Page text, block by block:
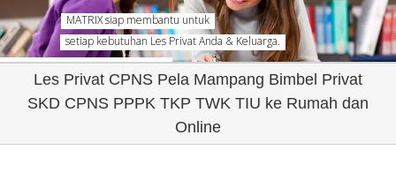
MATRIX siap membantu untuk
setiap kebutuhan Les Privat Anda & Keluarga.
Les Privat CPNS Pela Mampang Bimbel Privat
SKD CPNS PPPK TKP TWK TIU ke Rumah dan
Online